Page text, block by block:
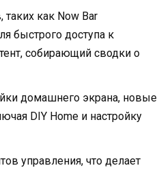
как Now Bar
быстрого доступа к
собирающий сводки о
домашнего экрана, новые
DIY Home и настройку
управления, что делает